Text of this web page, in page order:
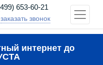
653-60-21
заказать звонок
интернет до